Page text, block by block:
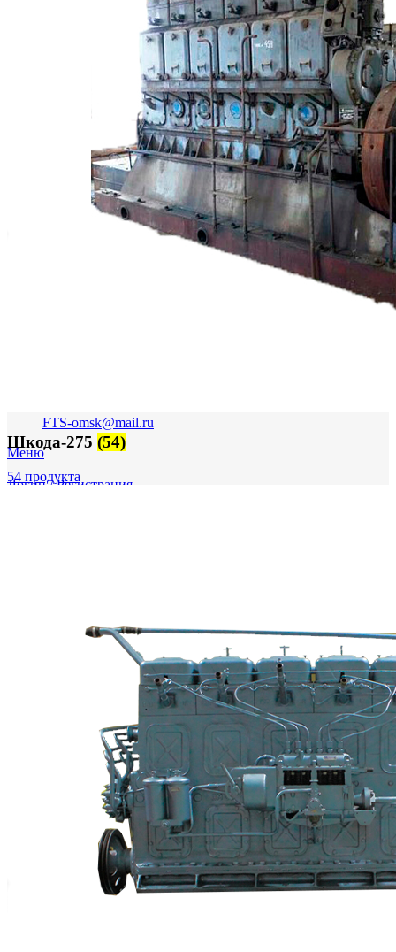
+7 (913) 672-49-54
FTS-omsk@mail.ru
Меню
Логин / Регистрация
Шкода-275 (54)
54 продукта